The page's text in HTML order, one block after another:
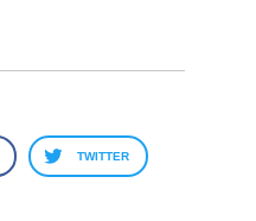
TWITTER